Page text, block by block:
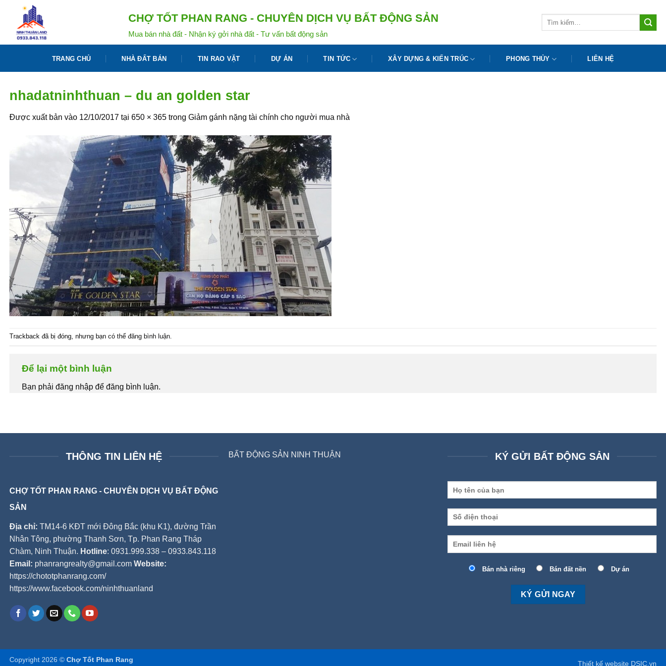
dung
CHỢ TỐT PHAN RANG - CHUYÊN DỊCH VỤ BẤT ĐỘNG SẢN
Mua bán nhà đất - Nhận ký gởi nhà đất - Tư vấn bất động sản
TRANG CHỦ NHÀ ĐẤT BÁN TIN RAO VẶT DỰ ÁN TIN TỨC XÂY DỰNG & KIẾN TRÚC PHONG THỦY LIÊN HỆ
nhadatninhthuan – du an golden star
Được xuất bản vào 12/10/2017 tại 650 × 365 trong Giảm gánh nặng tài chính cho người mua nhà
Trackback đã bị đóng, nhưng bạn có thể đăng bình luận
Để lại một bình luận
Bạn phải đăng nhập để đăng bình luận.
THÔNG TIN LIÊN HỆ
CHỢ TỐT PHAN RANG - CHUYÊN DỊCH VỤ BẤT ĐỘNG
SẢN
Địa chỉ: TM14-6 KĐT mới Đông Bắc (khu K1), đường Trần
Nhân Tông, phường Thanh Sơn, Tp. Phan Rang Tháp
Chàm, Ninh Thuận. Hotline: 0931.999.338 – 0933.843.118
Email: phanrangrealty@gmail.com Website:
https://chototphanrang.com/
https://www.facebook.com/ninhthuanland
BẤT ĐỘNG SẢN NINH THUẬN KÝ GỬI BẤT ĐỘNG SẢN
Bán nhà riêng Bán đất nền Dự án
Thiết kế website DSIC.vn
Copyright 2026 © Chợ Tốt Phan Rang